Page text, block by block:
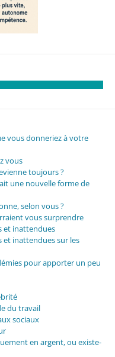
vous donneriez à votre
vous
toujours ?
une nouvelle forme de
selon vous ?
vous surprendre
et inattendues
et inattendues sur les
pour apporter un peu
du travail
sociaux
en argent, ou existe-